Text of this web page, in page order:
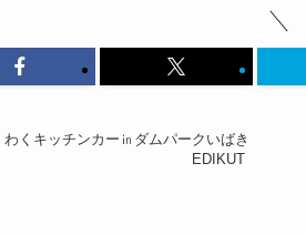
わくキッチンカー㏌ダムパークいばき
EDIKUT